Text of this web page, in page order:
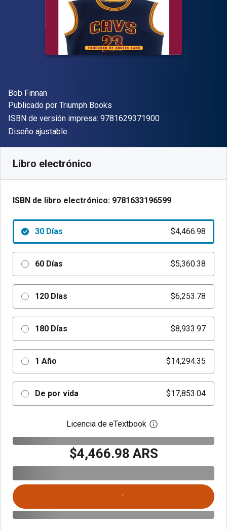
Autor(es)
Bob Finnan
Editor
Publicado por Triumph Books
ISBN de versión impresa: 9781629371900"ISBN-13
Formato
Diseño ajustable
Libro electrónico
ISBN de libro electrónico: 9781633196599
30 Días $4,466.98
60 Días $5,360.38
120 Días $6,253.78
180 Días $8,933.97
1 Año $14,294.35
De por vida $17,853.04
Licencia de eTextbook Abre el cuadro de
$4,466.98 ARS